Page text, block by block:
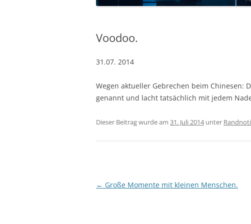
Voodoo.
31.07. 2014
Wegen aktueller Gebrechen beim Chinesen:
genannt und lacht tatsächlich mit jedem
Dieser Beitrag wurde am 31. Juli 2014unter
Beitrags-
← Große Momente mit kleinen Menschen.